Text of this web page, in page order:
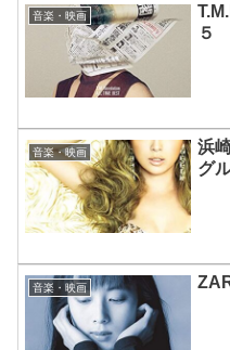
音楽・映画
５
音楽・映画
浜
グ
音楽・映画